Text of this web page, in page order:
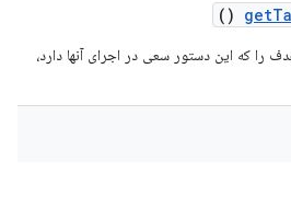
get
()
را که این دستور سعی در اجرای آنها دارد،